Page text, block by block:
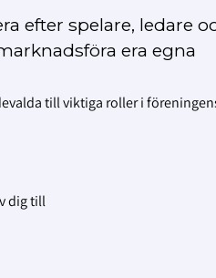
efter spelare, ledare
era egna
till viktiga roller i
dig till